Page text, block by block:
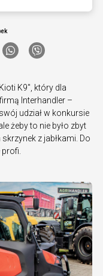
K9", który dla
Interhandler –
udział w konkursie
żeby to nie było zbyt
z jabłkami. Do